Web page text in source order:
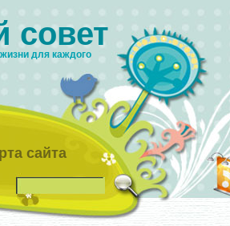
совет
для каждого
сайта